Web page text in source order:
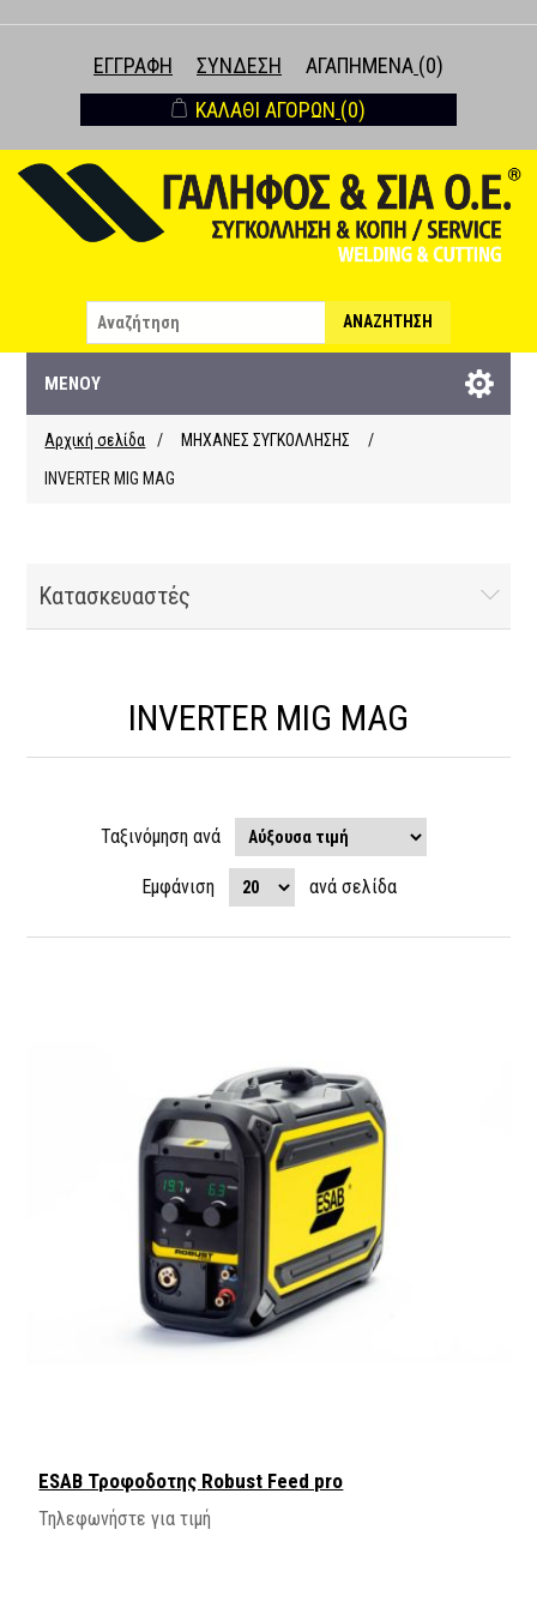
ΕΓΓΡΑΦΉ ΣΎΝΔΕΣΗ ΑΓΑΠΗΜΈΝΑ (0)
ΚΑΛΆΘΙ ΑΓΟΡΏΝ (0)
ΑΝΑΖΉΤΗΣΗ
ΜΕΝΟΎ
Αρχική σελίδα / ΜΗΧΑΝΕΣ ΣΥΓΚΟΛΛΗΣΗΣ
/
INVERTER MIG MAG
Κατασκευαστές
INVERTER MIG MAG
Ταξινόμηση ανά
Εμφάνιση ανά σελίδα
ESAB Τροφοδοτης Robust Feed pro
Τηλεφωνήστε για τιμή